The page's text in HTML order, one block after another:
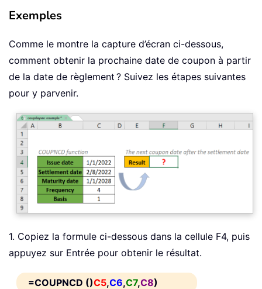
Exemples
Comme le montre la capture d’écran ci-dessous,
comment obtenir la prochaine date de coupon à partir
de la date de règlement ? Suivez les étapes suivantes
pour y parvenir.
1. Copiez la formule ci-dessous dans la cellule F4, puis
appuyez sur Entrée pour obtenir le résultat.
=COUPNCD ()C5,C6,C7,C8)